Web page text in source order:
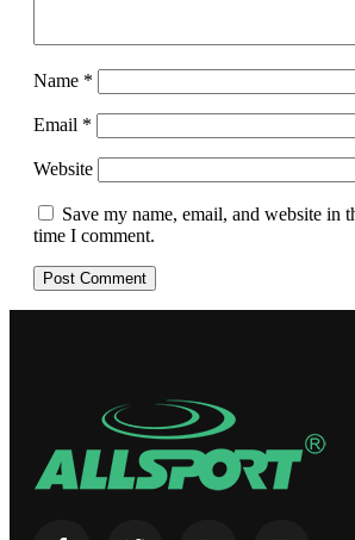
Name *
Email *
Website
Save my name, email, and website in
time I comment.